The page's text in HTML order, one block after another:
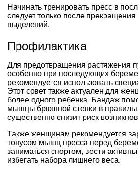
Начинать тренировать пресс в
следует только после
выделений.
Профилактика
Для предотвращения растяжения
особенно при последующих
рекомендуется использовать
Этот совет также актуален для
более одного ребенка. Бандаж
мышцы брюшной стенки в
существенно снизит риск
Также женщинам рекомендуется
тонусом мышц пресса перед
заниматься спортом, вести
избегать набора лишнего веса.